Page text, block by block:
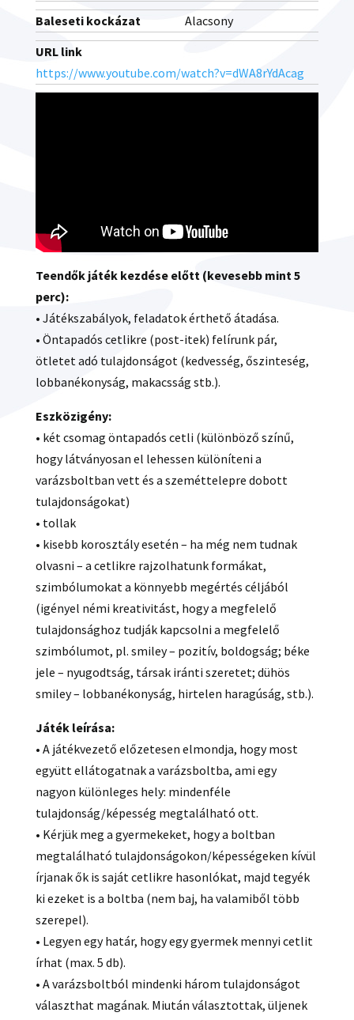
Baleseti kockázat
Alacsony
URL link
https://www.youtube.com/watch?v=dWA8rYdAcag
Teendők játék kezdése előtt (kevesebb mint 5
perc):
• Játékszabályok, feladatok érthető átadása.
• Öntapadós cetlikre (post-itek) felírunk pár,
ötletet adó tulajdonságot (kedvesség, őszinteség,
lobbanékonyság, makacsság stb.).
Eszközigény:
• két csomag öntapadós cetli (különböző színű,
hogy látványosan el lehessen különíteni a
varázsboltban vett és a szeméttelepre dobott
tulajdonságokat)
• tollak
• kisebb korosztály esetén – ha még nem tudnak
olvasni – a cetlikre rajzolhatunk formákat,
szimbólumokat a könnyebb megértés céljából
(igényel némi kreativitást, hogy a megfelelő
tulajdonsághoz tudják kapcsolni a megfelelő
szimbólumot, pl. smiley – pozitív, boldogság; béke
jele – nyugodtság, társak iránti szeretet; dühös
smiley – lobbanékonyság, hirtelen haragúság, stb.).
Játék leírása:
• A játékvezető előzetesen elmondja, hogy most
együtt ellátogatnak a varázsboltba, ami egy
nagyon különleges hely: mindenféle
tulajdonság/képesség megtalálható ott.
• Kérjük meg a gyermekeket, hogy a boltban
megtalálható tulajdonságokon/képességeken kívül
írjanak ők is saját cetlikre hasonlókat, majd tegyék
ki ezeket is a boltba (nem baj, ha valamiből több
szerepel).
• Legyen egy határ, hogy egy gyermek mennyi cetlit
írhat (max. 5 db).
• A varázsboltból mindenki három tulajdonságot
választhat magának. Miután választottak, üljenek